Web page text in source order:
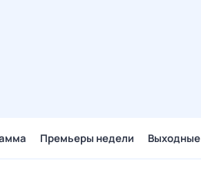
Премьеры недели Выходные